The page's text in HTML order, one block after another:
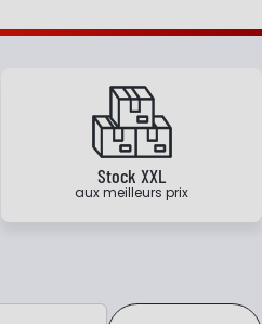
Stock XXL
aux meilleurs prix